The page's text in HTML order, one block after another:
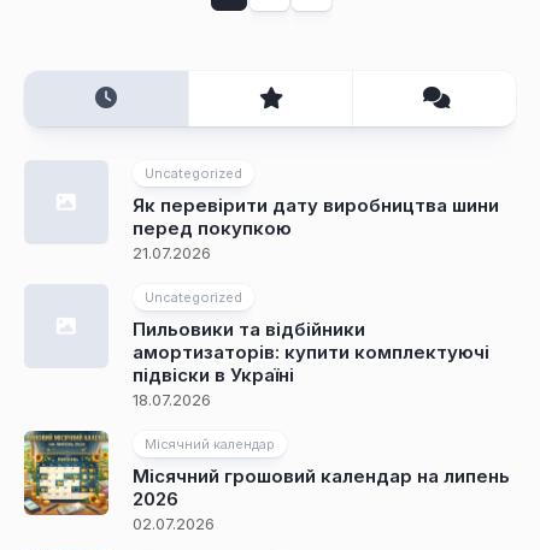
Uncategorized
Як перевірити дату виробництва шини
перед покупкою
21.07.2026
Uncategorized
Пильовики та відбійники
амортизаторів: купити комплектуючі
підвіски в Україні
18.07.2026
Місячний календар
Місячний грошовий календар на липень
2026
02.07.2026